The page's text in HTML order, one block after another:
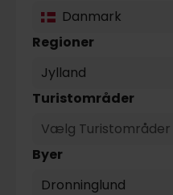
Danmark
Regioner
Jylland
Turistområder
Vælg Turistområder
Byer
Dronninglund